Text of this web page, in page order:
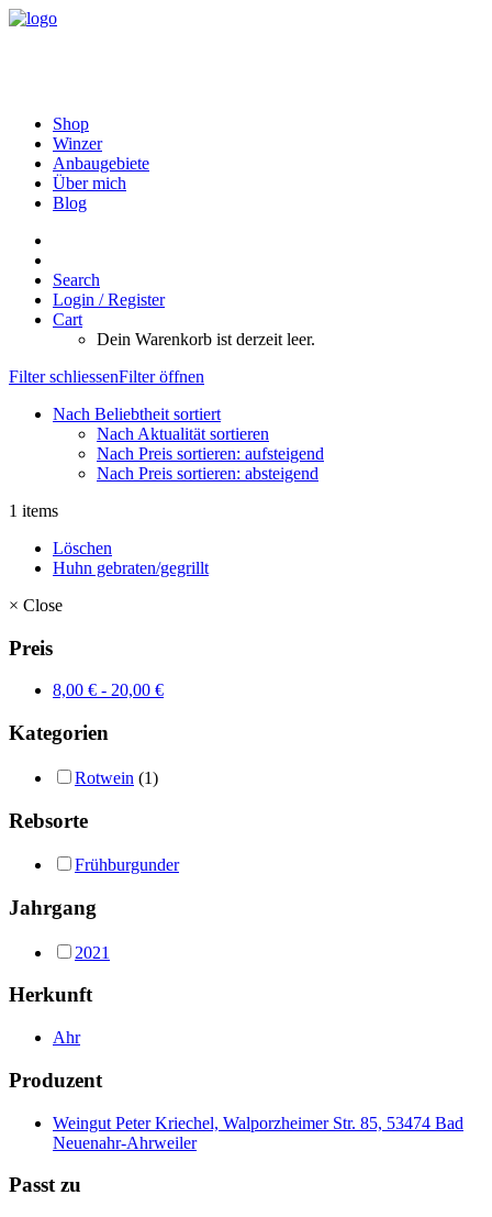
Shop
Winzer
Anbaugebiete
Über mich
Blog
Search
Login / Register
Cart
Dein Warenkorb ist derzeit leer.
Filter schliessenFilter öffnen
Nach Beliebtheit sortiert
Nach Aktualität sortieren
Nach Preis sortieren: aufsteigend
Nach Preis sortieren: absteigend
1 items
Löschen
Huhn gebraten/gegrillt
× Close
Preis
8,00 € - 20,00 €
Kategorien
Rotwein (1)
Rebsorte
Frühburgunder
Jahrgang
2021
Herkunft
Ahr
Produzent
Weingut Peter Kriechel, Walporzheimer Str. 85, 53474 Bad
Neuenahr-Ahrweiler
Passt zu